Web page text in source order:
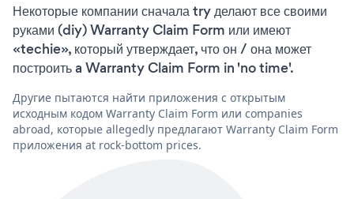
Некоторые компании сначала try делают все своими
руками (diy) Warranty Claim Form или имеют
«techie», который утверждает, что он / она может
построить a Warranty Claim Form in 'no time'.
Другие пытаются найти приложения с открытым
исходным кодом Warranty Claim Form или companies
abroad, которые allegedly предлагают Warranty Claim Form
приложения at rock-bottom prices.